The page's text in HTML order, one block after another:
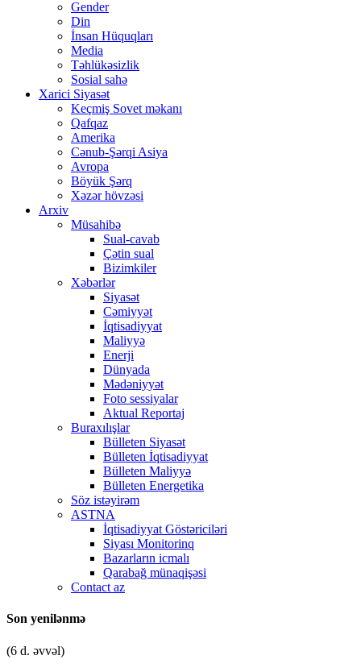
Gender
Din
İnsan Hüquqları
Media
Təhlükəsizlik
Sosial sahə
Xarici Siyasət
Keçmiş Sovet məkanı
Qafqaz
Amerika
Cənub-Şərqi Asiya
Avropa
Böyük Şərq
Xəzər hövzəsi
Arxiv
Müsahibə
Sual-cavab
Çətin sual
Bizimkiler
Xəbərlər
Siyasət
Cəmiyyət
İqtisadiyyat
Maliyyə
Enerji
Dünyada
Mədəniyyət
Foto sessiyalar
Aktual Reportaj
Buraxılışlar
Bülleten Siyasət
Bülleten İqtisadiyyat
Bülleten Maliyyə
Bülleten Energetika
Söz istəyirəm
ASTNA
İqtisadiyyat Göstəriciləri
Siyası Monitorinq
Bazarların icmalı
Qarabağ münaqişəsi
Contact az
Son yenilənmə
(6 d. əvvəl)